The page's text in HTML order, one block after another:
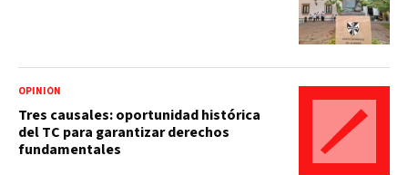
OPINIÓN
Tres causales: oportunidad histórica
del TC para garantizar derechos
fundamentales